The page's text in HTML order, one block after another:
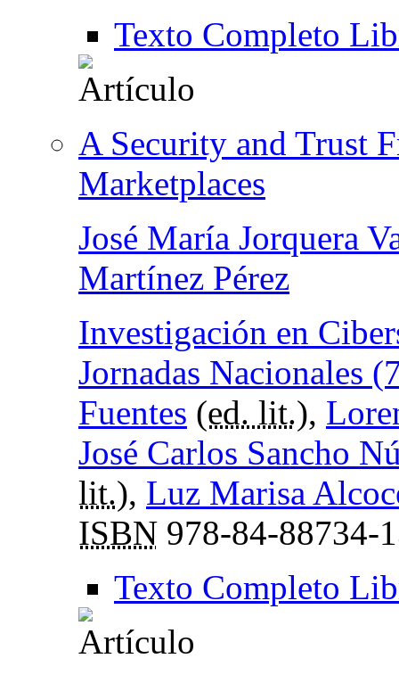
Texto Completo
A Security and Trust
Marketplaces
José María Jorquera
Martínez Pérez
Investigación en
Jornadas Nacionales
Fuentes (ed. lit.),
José Carlos Sancho
lit.), Luz Marisa
ISBN 978-84-88734-
Texto Completo